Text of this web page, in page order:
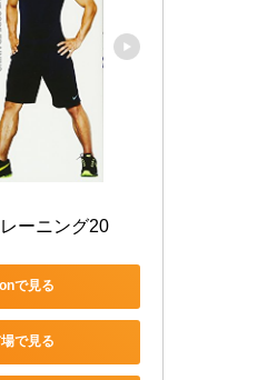
ーニング20
で見る
で見る